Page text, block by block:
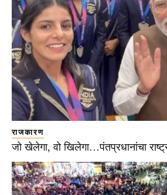
राजकारण
जो खेलेगा, वो खिलेगा…पंतप्रधानांचा